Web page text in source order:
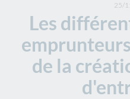
Les
de la
25/